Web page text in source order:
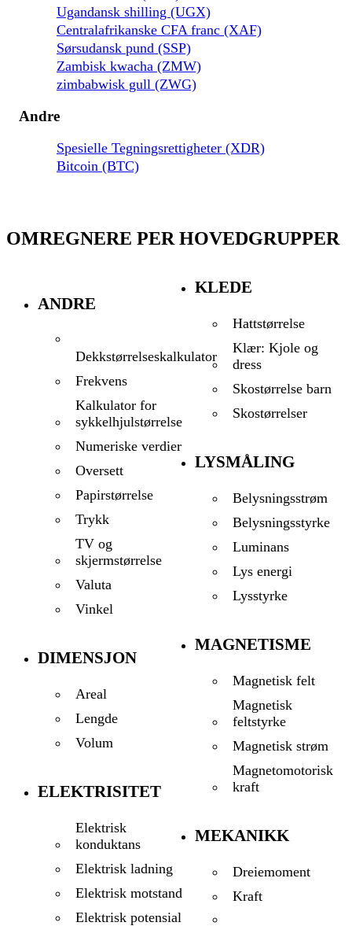
Ugandansk shilling (UGX)
Centralafrikanske CFA franc (XAF)
Sørsudansk pund (SSP)
Zambisk kwacha (ZMW)
zimbabwisk gull (ZWG)
Andre
Spesielle Tegningsrettigheter (XDR)
Bitcoin (BTC)
OMREGNERE PER HOVEDGRUPPER
ANDRE
Dekkstørrelseskalkulator
Frekvens
Kalkulator for
sykkelhjulstørrelse
Numeriske verdier
Oversett
Papirstørrelse
Trykk
TV og
skjermstørrelse
Valuta
Vinkel
DIMENSJON
Areal
Lengde
Volum
ELEKTRISITET
Elektrisk
konduktans
Elektrisk ladning
Elektrisk motstand
Elektrisk potensial
KLEDE
Hattstørrelse
Klær: Kjole og
dress
Skostørrelse barn
Skostørrelser
LYSMÅLING
Belysningsstrøm
Belysningsstyrke
Luminans
Lys energi
Lysstyrke
MAGNETISME
Magnetisk felt
Magnetisk
feltstyrke
Magnetisk strøm
Magnetomotorisk
kraft
MEKANIKK
Dreiemoment
Kraft